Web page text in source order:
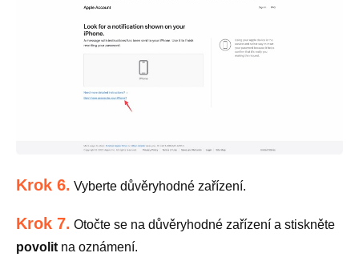
Krok 6. Vyberte důvěryhodné zařízení.
Krok 7. Otočte se na důvěryhodné zařízení a stiskněte
povolit na oznámení.